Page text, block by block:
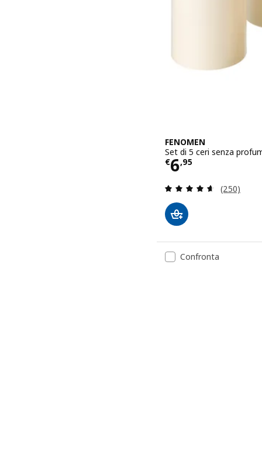
FENOMEN
Set di 5 ceri senza
€6,95
Prezzo € 6,95
(250)
Confronta